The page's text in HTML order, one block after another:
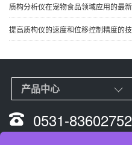
质构分析仪在宠物食品领域应用的最新
提高质构仪的速度和位移控制精度的
产品中心
0531-83602752